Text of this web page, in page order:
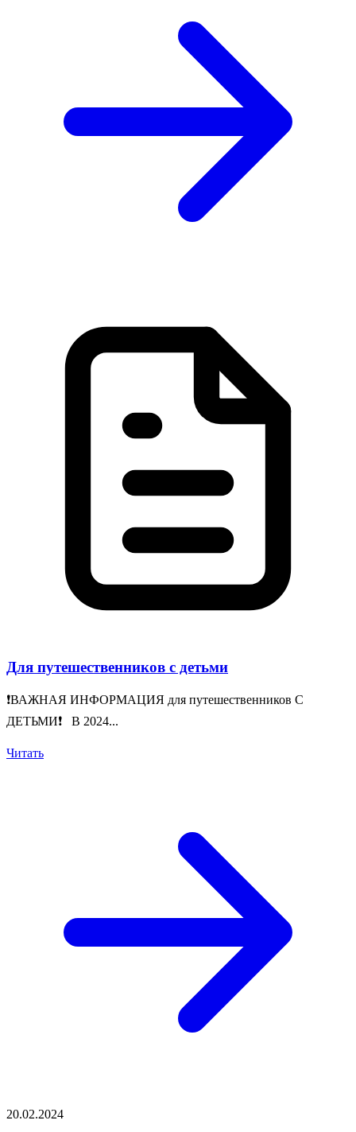
Для путешественников с детьми
❗️ВАЖНАЯ ИНФОРМАЦИЯ для путешественников С
ДЕТЬМИ❗️ В 2024...
Читать
20.02.2024